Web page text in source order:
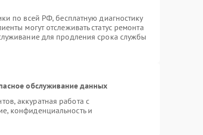
по всей РФ, бесплатную диагностику
могут отслеживать статус ремонта
для продления срока службы
обслуживание данных
аккуратная работа с
конфиденциальность и